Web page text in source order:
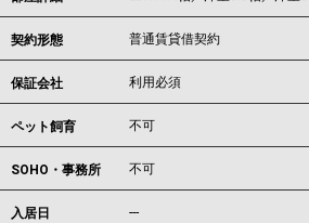
契約形態 普通賃貸借契約
保証会社 利用必須
ペット飼育 不可
SOHO・事務所 不可
入居日 ---